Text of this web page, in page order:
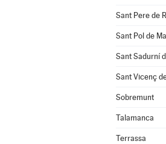
Sant Pere de
Sant Pol de
Sant Sadurní
Sant Vicenç
Sobremunt
Talamanca
Terrassa